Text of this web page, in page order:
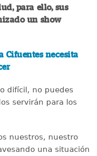
para ello, sus
un show
Cifuentes necesita
difícil, no puedes
servirán para los
nuestros, nuestro
una situación